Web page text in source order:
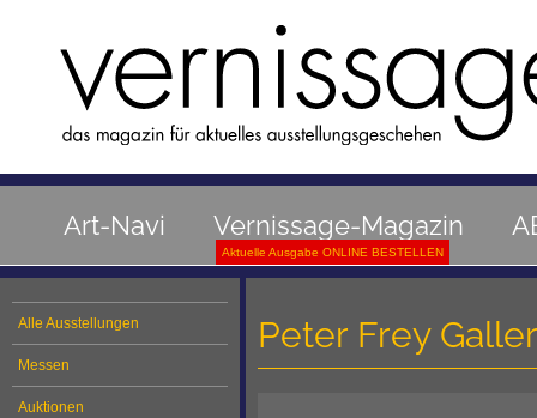
Art-Navi Vernissage-Magazin
Aktuelle Ausgabe ONLINE BESTELLEN
Alle Ausstellungen
Messen
Auktionen
Peter Frey